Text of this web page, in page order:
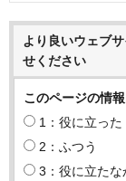
より良いウェブ
せください
このページの情
1：役に立った
2：ふつう
3：役に立たな